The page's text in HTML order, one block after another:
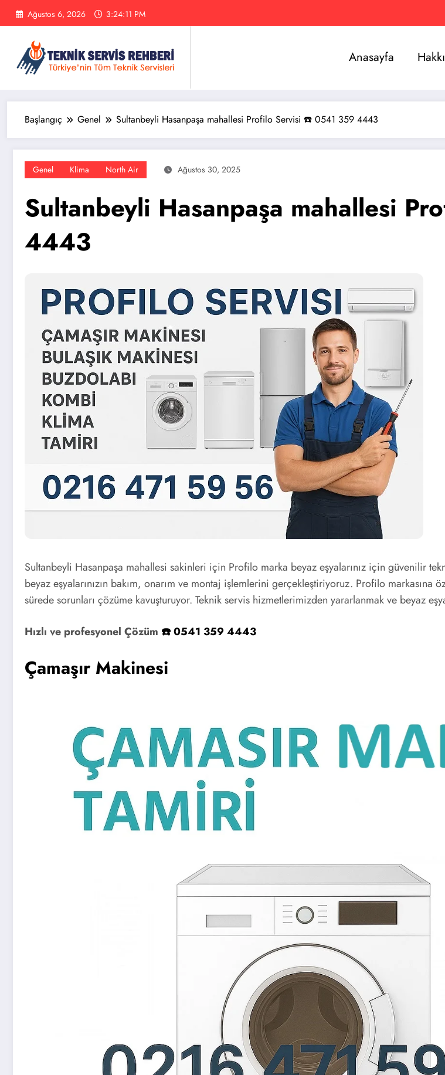
İçeriğe
Ağustos 6, 2026 3:24:12 PM
Anasayfa
Başlangıç Genel Sultanbeyli Hasanpaşa mahallesi Profilo Servisi ☎️ 0541 359 4443
Genel Klima North Air Ağustos 30, 2025
Sultanbeyli Hasanpaşa mahallesi
4443
Sultanbeyli Hasanpaşa mahallesi sakinleri için Profilo marka beyaz eşyalarınız için güvenilir
beyaz eşyalarınızın bakım, onarım ve montaj işlemlerini gerçekleştiriyoruz. Profilo markasına
sürede sorunları çözüme kavuşturuyor. Teknik servis hizmetlerimizden yararlanmak ve beyaz
Hızlı ve profesyonel Çözüm ☎️ 0541 359 4443
Çamaşır Makinesi